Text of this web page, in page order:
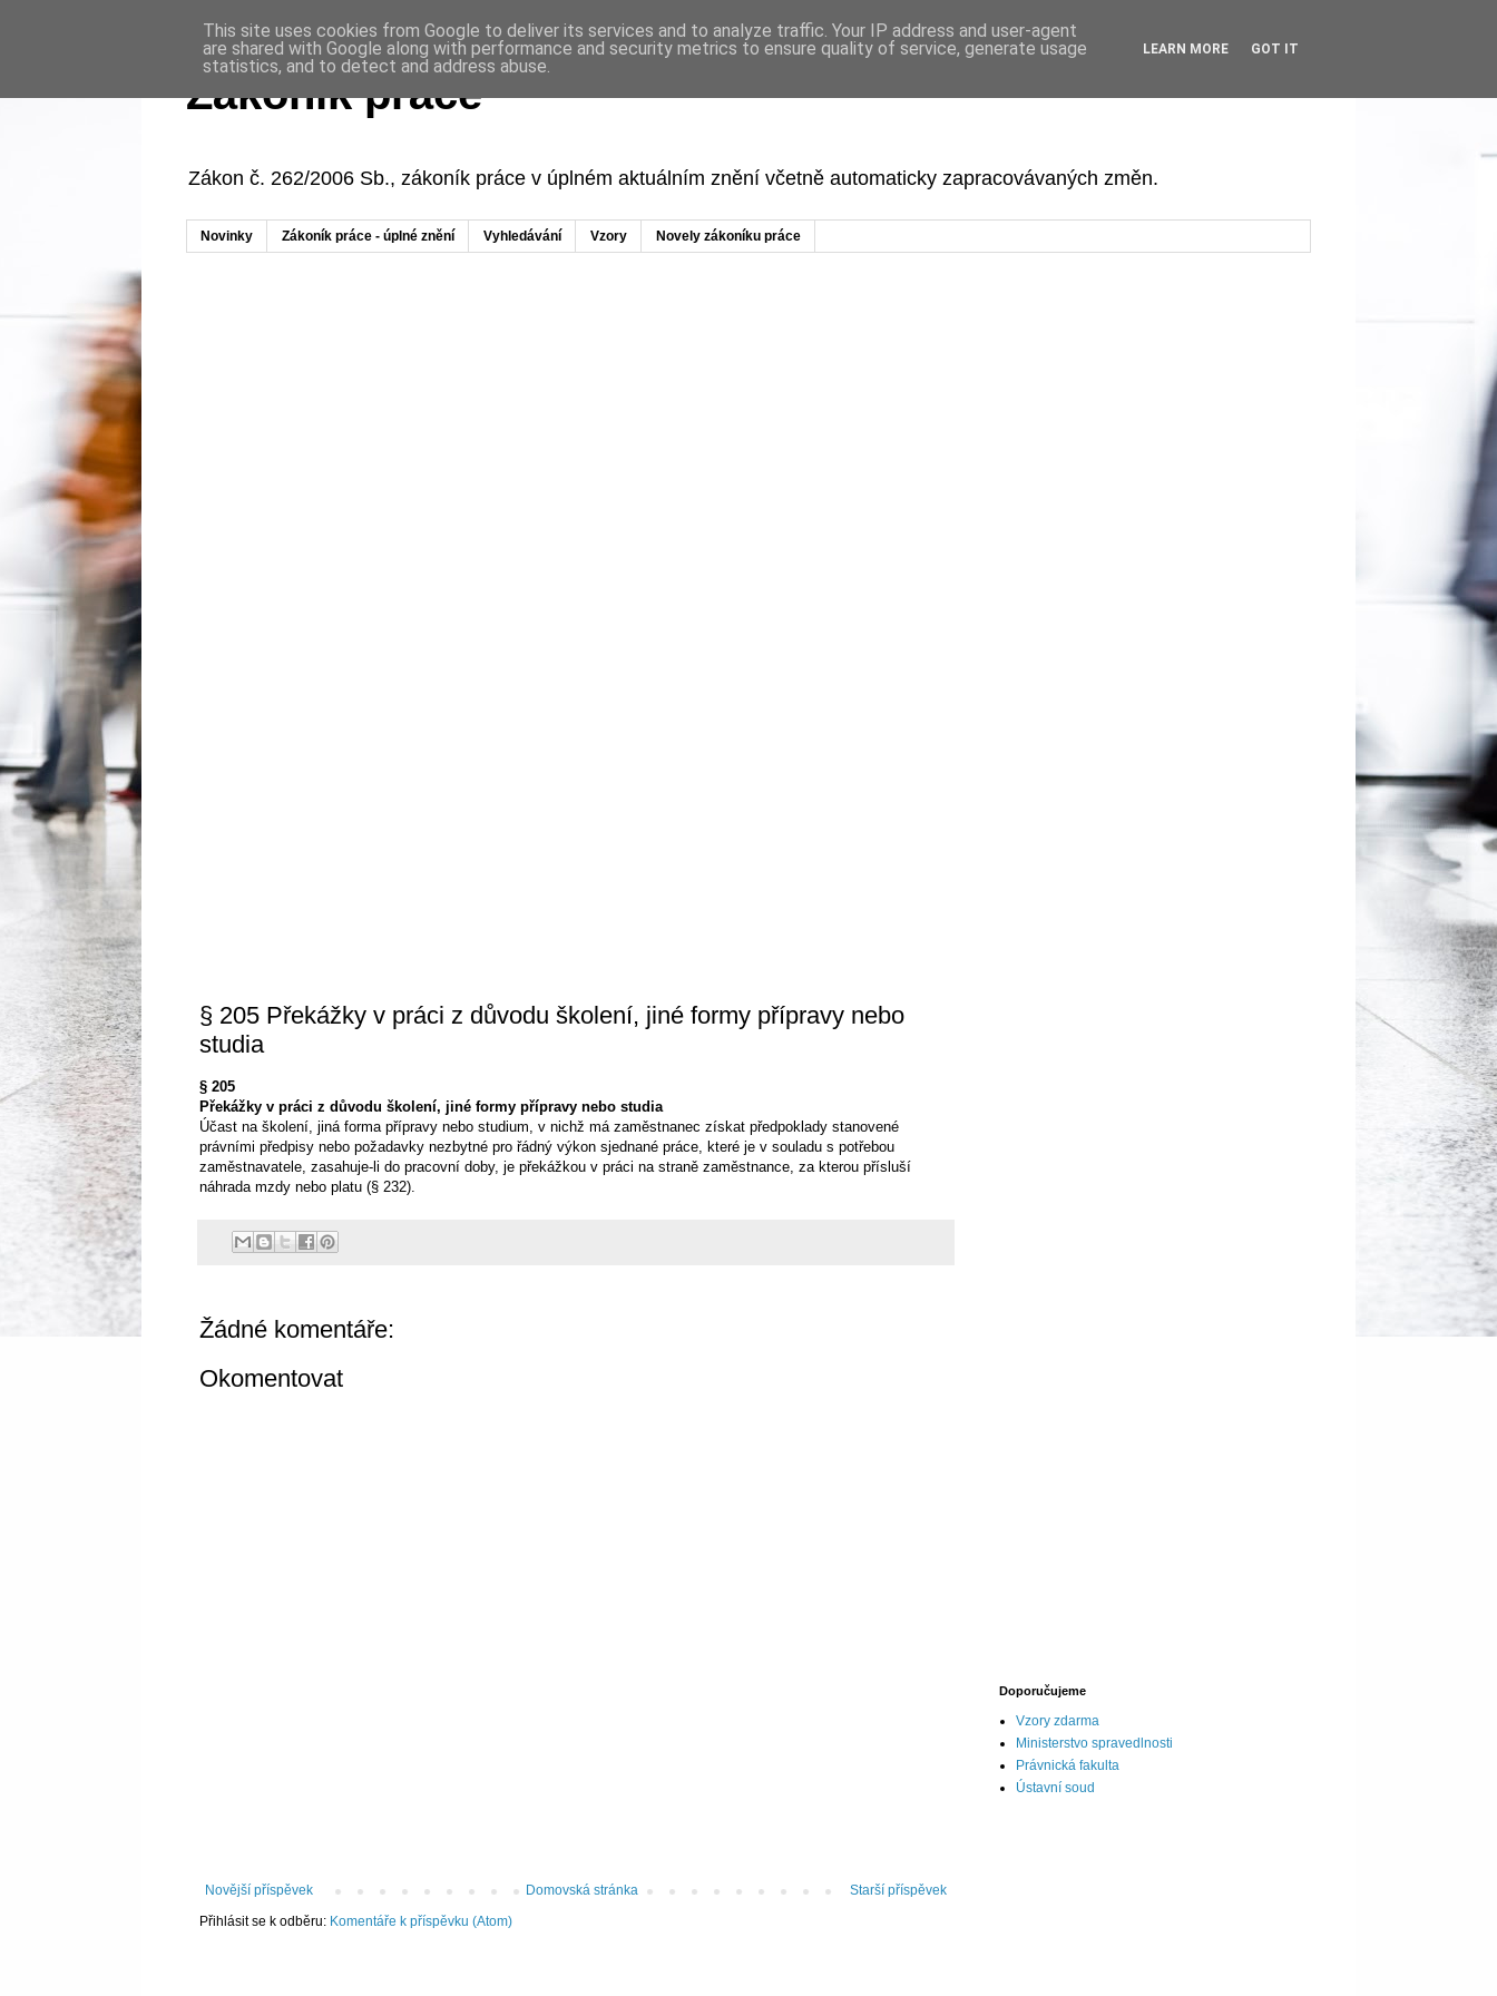
Zákoník práce
Zákon č. 262/2006 Sb., zákoník práce v úplném aktuálním znění včetně automaticky zapracovávaných změn.
Novinky Zákoník práce - úplné znění Vyhledávání Vzory Novely zákoníku práce
§ 205 Překážky v práci z důvodu školení, jiné formy přípravy nebo
studia
§ 205
Překážky v práci z důvodu školení, jiné formy přípravy nebo studia
Účast na školení, jiná forma přípravy nebo studium, v nichž má zaměstnanec získat předpoklady stanovené
právními předpisy nebo požadavky nezbytné pro řádný výkon sjednané práce, které je v souladu s potřebou
zaměstnavatele, zasahuje-li do pracovní doby, je překážkou v práci na straně zaměstnance, za kterou přísluší
náhrada mzdy nebo platu (§ 232).
Žádné komentáře:
Okomentovat
Novější příspěvek Starší příspěvek
Domovská stránka
Přihlásit se k odběru: Komentáře k příspěvku (Atom)
Doporučujeme
Vzory zdarma
Ministerstvo spravedlnosti
Právnická fakulta
Ústavní soud
This site uses cookies from Google to deliver its services and to analyze traffic. Your IP address and user-agent
are shared with Google along with performance and security metrics to ensure quality of service, generate usage
statistics, and to detect and address abuse.
LEARN MORE GOT IT